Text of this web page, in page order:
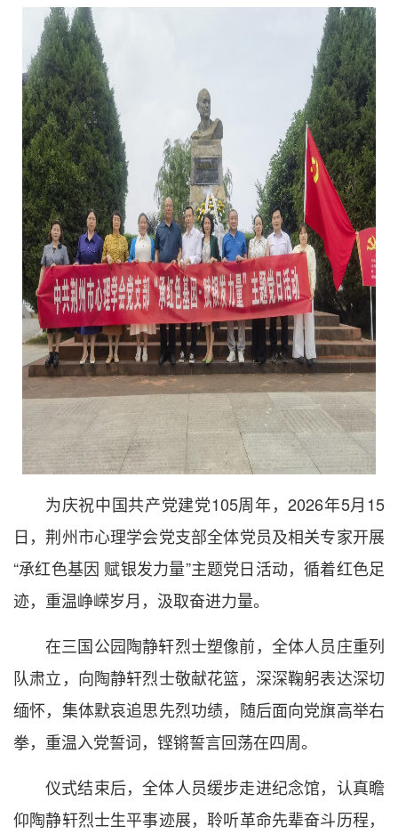
为庆祝中国共产党建党105周年，2026年5月15
日，荆州市心理学会党支部全体党员及相关专家开展
“承红色基因 赋银发力量”主题党日活动，循着红色足
迹，重温峥嵘岁月，汲取奋进力量。
在三国公园陶静轩烈士塑像前，全体人员庄重列
队肃立，向陶静轩烈士敬献花篮，深深鞠躬表达深切
缅怀，集体默哀追思先烈功绩，随后面向党旗高举右
拳，重温入党誓词，铿锵誓言回荡在四周。
仪式结束后，全体人员缓步走进纪念馆，认真瞻
仰陶静轩烈士生平事迹展，聆听革命先辈奋斗历程，